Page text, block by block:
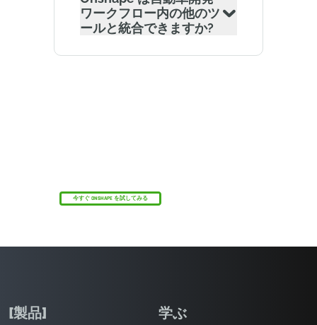
ワークフロー内の他のツ
ールと統合できますか?
今すぐ ONSHAPE を試してみる
[製品] 学ぶ